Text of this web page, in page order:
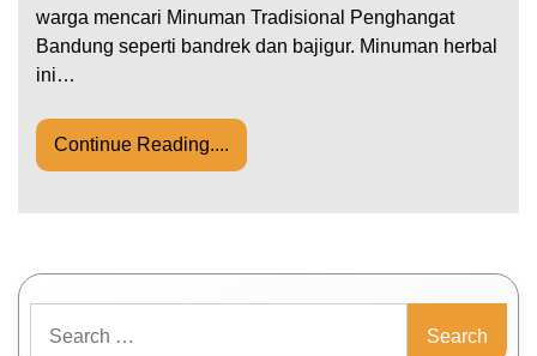
warga mencari Minuman Tradisional Penghangat
Bandung seperti bandrek dan bajigur. Minuman herbal
ini…
Continue Reading....
for: